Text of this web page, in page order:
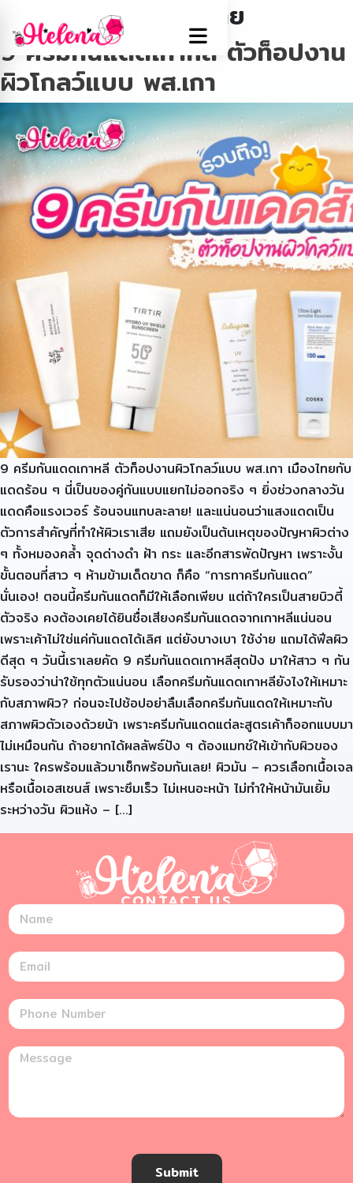
Tag:กันแดดผิวแพ้ง่าย
9 ครีมกันแดดเกาหลี ตัวท็อปงาน
ผิวโกลว์แบบ พส.เกา
9 ครีมกันแดดเกาหลี ตัวท็อปงานผิวโกลว์แบบ พส.เกา เมืองไทยกับ
แดดร้อน ๆ นี่เป็นของคู่กันแบบแยกไม่ออกจริง ๆ ยิ่งช่วงกลางวัน
แดดคือแรงเวอร์ ร้อนจนแทบละลาย! และแน่นอนว่าแสงแดดเป็น
ตัวการสำคัญที่ทำให้ผิวเราเสีย แถมยังเป็นต้นเหตุของปัญหาผิวต่าง
ๆ ทั้งหมองคล้ำ จุดด่างดำ ฝ้า กระ และอีกสารพัดปัญหา เพราะงั้น
ขั้นตอนที่สาว ๆ ห้ามข้ามเด็ดขาด ก็คือ “การทาครีมกันแดด”
นั่นเอง! ตอนนี้ครีมกันแดดก็มีให้เลือกเพียบ แต่ถ้าใครเป็นสายบิวตี้
ตัวจริง คงต้องเคยได้ยินชื่อเสียงครีมกันแดดจากเกาหลีแน่นอน
เพราะเค้าไม่ใช่แค่กันแดดได้เลิศ แต่ยังบางเบา ใช้ง่าย แถมได้ฟีลผิว
ดีสุด ๆ วันนี้เราเลยคัด 9 ครีมกันแดดเกาหลีสุดปัง มาให้สาว ๆ กัน
รับรองว่าน่าใช้ทุกตัวแน่นอน เลือกครีมกันแดดเกาหลียังไงให้เหมาะ
กับสภาพผิว? ก่อนจะไปช้อปอย่าลืมเลือกครีมกันแดดให้เหมาะกับ
สภาพผิวตัวเองด้วยน้า เพราะครีมกันแดดแต่ละสูตรเค้าก็ออกแบบมา
ไม่เหมือนกัน ถ้าอยากได้ผลลัพธ์ปัง ๆ ต้องแมทช์ให้เข้ากับผิวของ
เรานะ ใครพร้อมแล้วมาเช็กพร้อมกันเลย! ผิวมัน – ควรเลือกเนื้อเจล
หรือเนื้อเอสเซนส์ เพราะซึมเร็ว ไม่เหนอะหน้า ไม่ทำให้หน้ามันเยิ้ม
ระหว่างวัน ผิวแห้ง – […]
CONTACT US
Submit